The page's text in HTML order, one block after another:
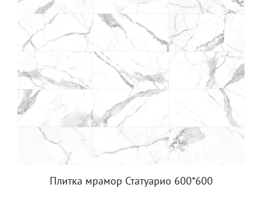
Плитка мрамор Статуарио 600*600